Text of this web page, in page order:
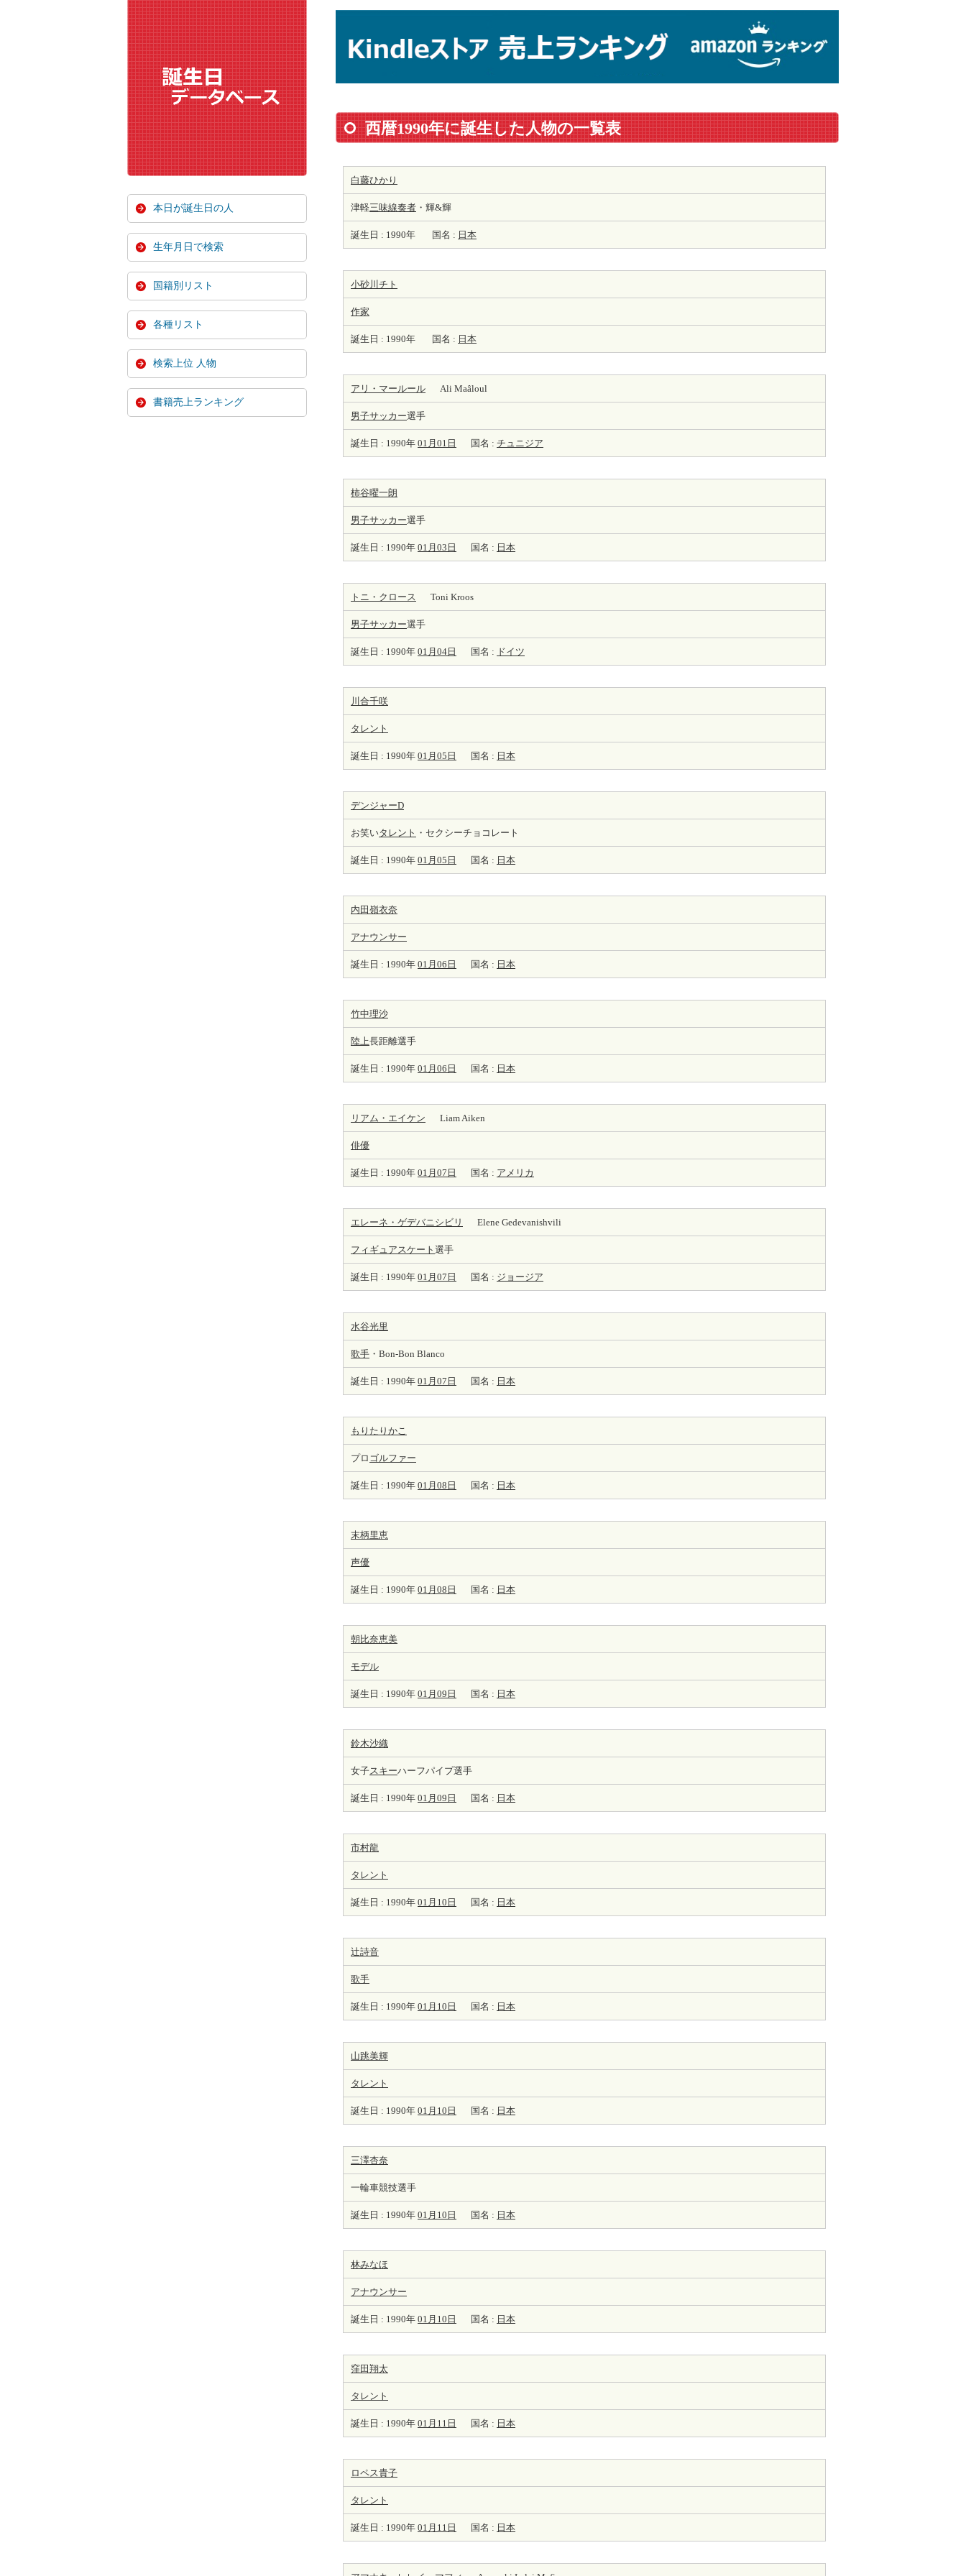
西暦1990年に誕生した人物の一覧表
白藤ひかり
津軽三味線奏者 ・輝&輝
誕生日 : 1990年 国名 : 日本
小砂川チト
作家
誕生日 : 1990年 国名 : 日本
アリ・マールール Ali Maâloul
男子サッカー選手
誕生日 : 1990年 01月01日 国名 : チュニジア
柿谷曜一朗
男子サッカー選手
誕生日 : 1990年 01月03日 国名 : 日本
トニ・クロース Toni Kroos
男子サッカー選手
誕生日 : 1990年 01月04日 国名 : ドイツ
川合千咲
タレント
誕生日 : 1990年 01月05日 国名 : 日本
デンジャーD
お笑いタレント ・セクシーチョコレート
誕生日 : 1990年 01月05日 国名 : 日本
内田嶺衣奈
アナウンサー
誕生日 : 1990年 01月06日 国名 : 日本
竹中理沙
陸上長距離選手
誕生日 : 1990年 01月06日 国名 : 日本
リアム・エイケン Liam Aiken
俳優
誕生日 : 1990年 01月07日 国名 : アメリカ
エレーネ・ゲデバニシビリ Elene Gedevanishvili
フィギュアスケート 選手
誕生日 : 1990年 01月07日 国名 : ジョージア
水谷光里
歌手 ・Bon-Bon Blanco
誕生日 : 1990年 01月07日 国名 : 日本
もりたりかこ
プロ ゴルファー
誕生日 : 1990年 01月08日 国名 : 日本
末柄里恵
声優
誕生日 : 1990年 01月08日 国名 : 日本
朝比奈恵美
モデル
誕生日 : 1990年 01月09日 国名 : 日本
鈴木沙織
女子スキーハーフパイプ選手
誕生日 : 1990年 01月09日 国名 : 日本
市村龍
タレント
誕生日 : 1990年 01月10日 国名 : 日本
辻詩音
歌手
誕生日 : 1990年 01月10日 国名 : 日本
山跳美輝
タレント
誕生日 : 1990年 01月10日 国名 : 日本
三澤杏奈
一輪車競技選手
誕生日 : 1990年 01月10日 国名 : 日本
林みなほ
アナウンサー
誕生日 : 1990年 01月10日 国名 : 日本
窪田翔太
タレント
誕生日 : 1990年 01月11日 国名 : 日本
ロペス貴子
タレント
誕生日 : 1990年 01月11日 国名 : 日本
本日が誕生日の人
生年月日で検索
国籍別リスト
各種リスト
検索上位 人物
書籍売上ランキング